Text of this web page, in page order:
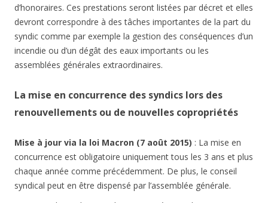
d’honoraires. Ces prestations seront listées par décret et elles
devront correspondre à des tâches importantes de la part du
syndic comme par exemple la gestion des conséquences d’un
incendie ou d’un dégât des eaux importants ou les
assemblées générales extraordinaires.
La mise en concurrence des syndics lors des
renouvellements ou de nouvelles copropriétés
Mise à jour via la loi Macron (7 août 2015) : La mise en
concurrence est obligatoire uniquement tous les 3 ans et plus
chaque année comme précédemment. De plus, le conseil
syndical peut en être dispensé par l’assemblée générale.